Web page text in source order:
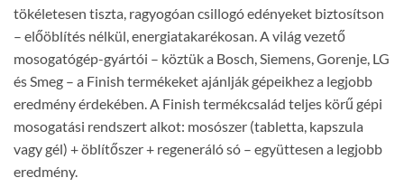
tökéletesen tiszta, ragyogóan csillogó edényeket biztosítson
– előöblítés nélkül, energiatakarékosan. A világ vezető
mosogatógép-gyártói – köztük a Bosch, Siemens, Gorenje, LG
és Smeg – a Finish termékeket ajánlják gépeikhez a legjobb
eredmény érdekében. A Finish termékcsalád teljes körű gépi
mosogatási rendszert alkot: mosószer (tabletta, kapszula
vagy gél) + öblítőszer + regeneráló só – együttesen a legjobb
eredmény.